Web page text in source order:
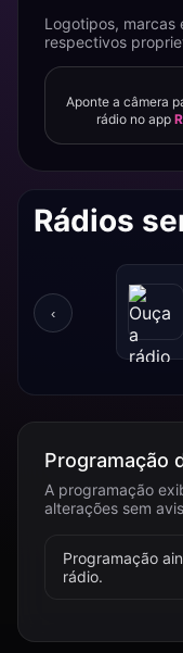
Logotipos, marcas
respectivos
Aponte a câmera
rádio no app
Rádios
‹
Programação
A programação
alterações sem
Programação
rádio.